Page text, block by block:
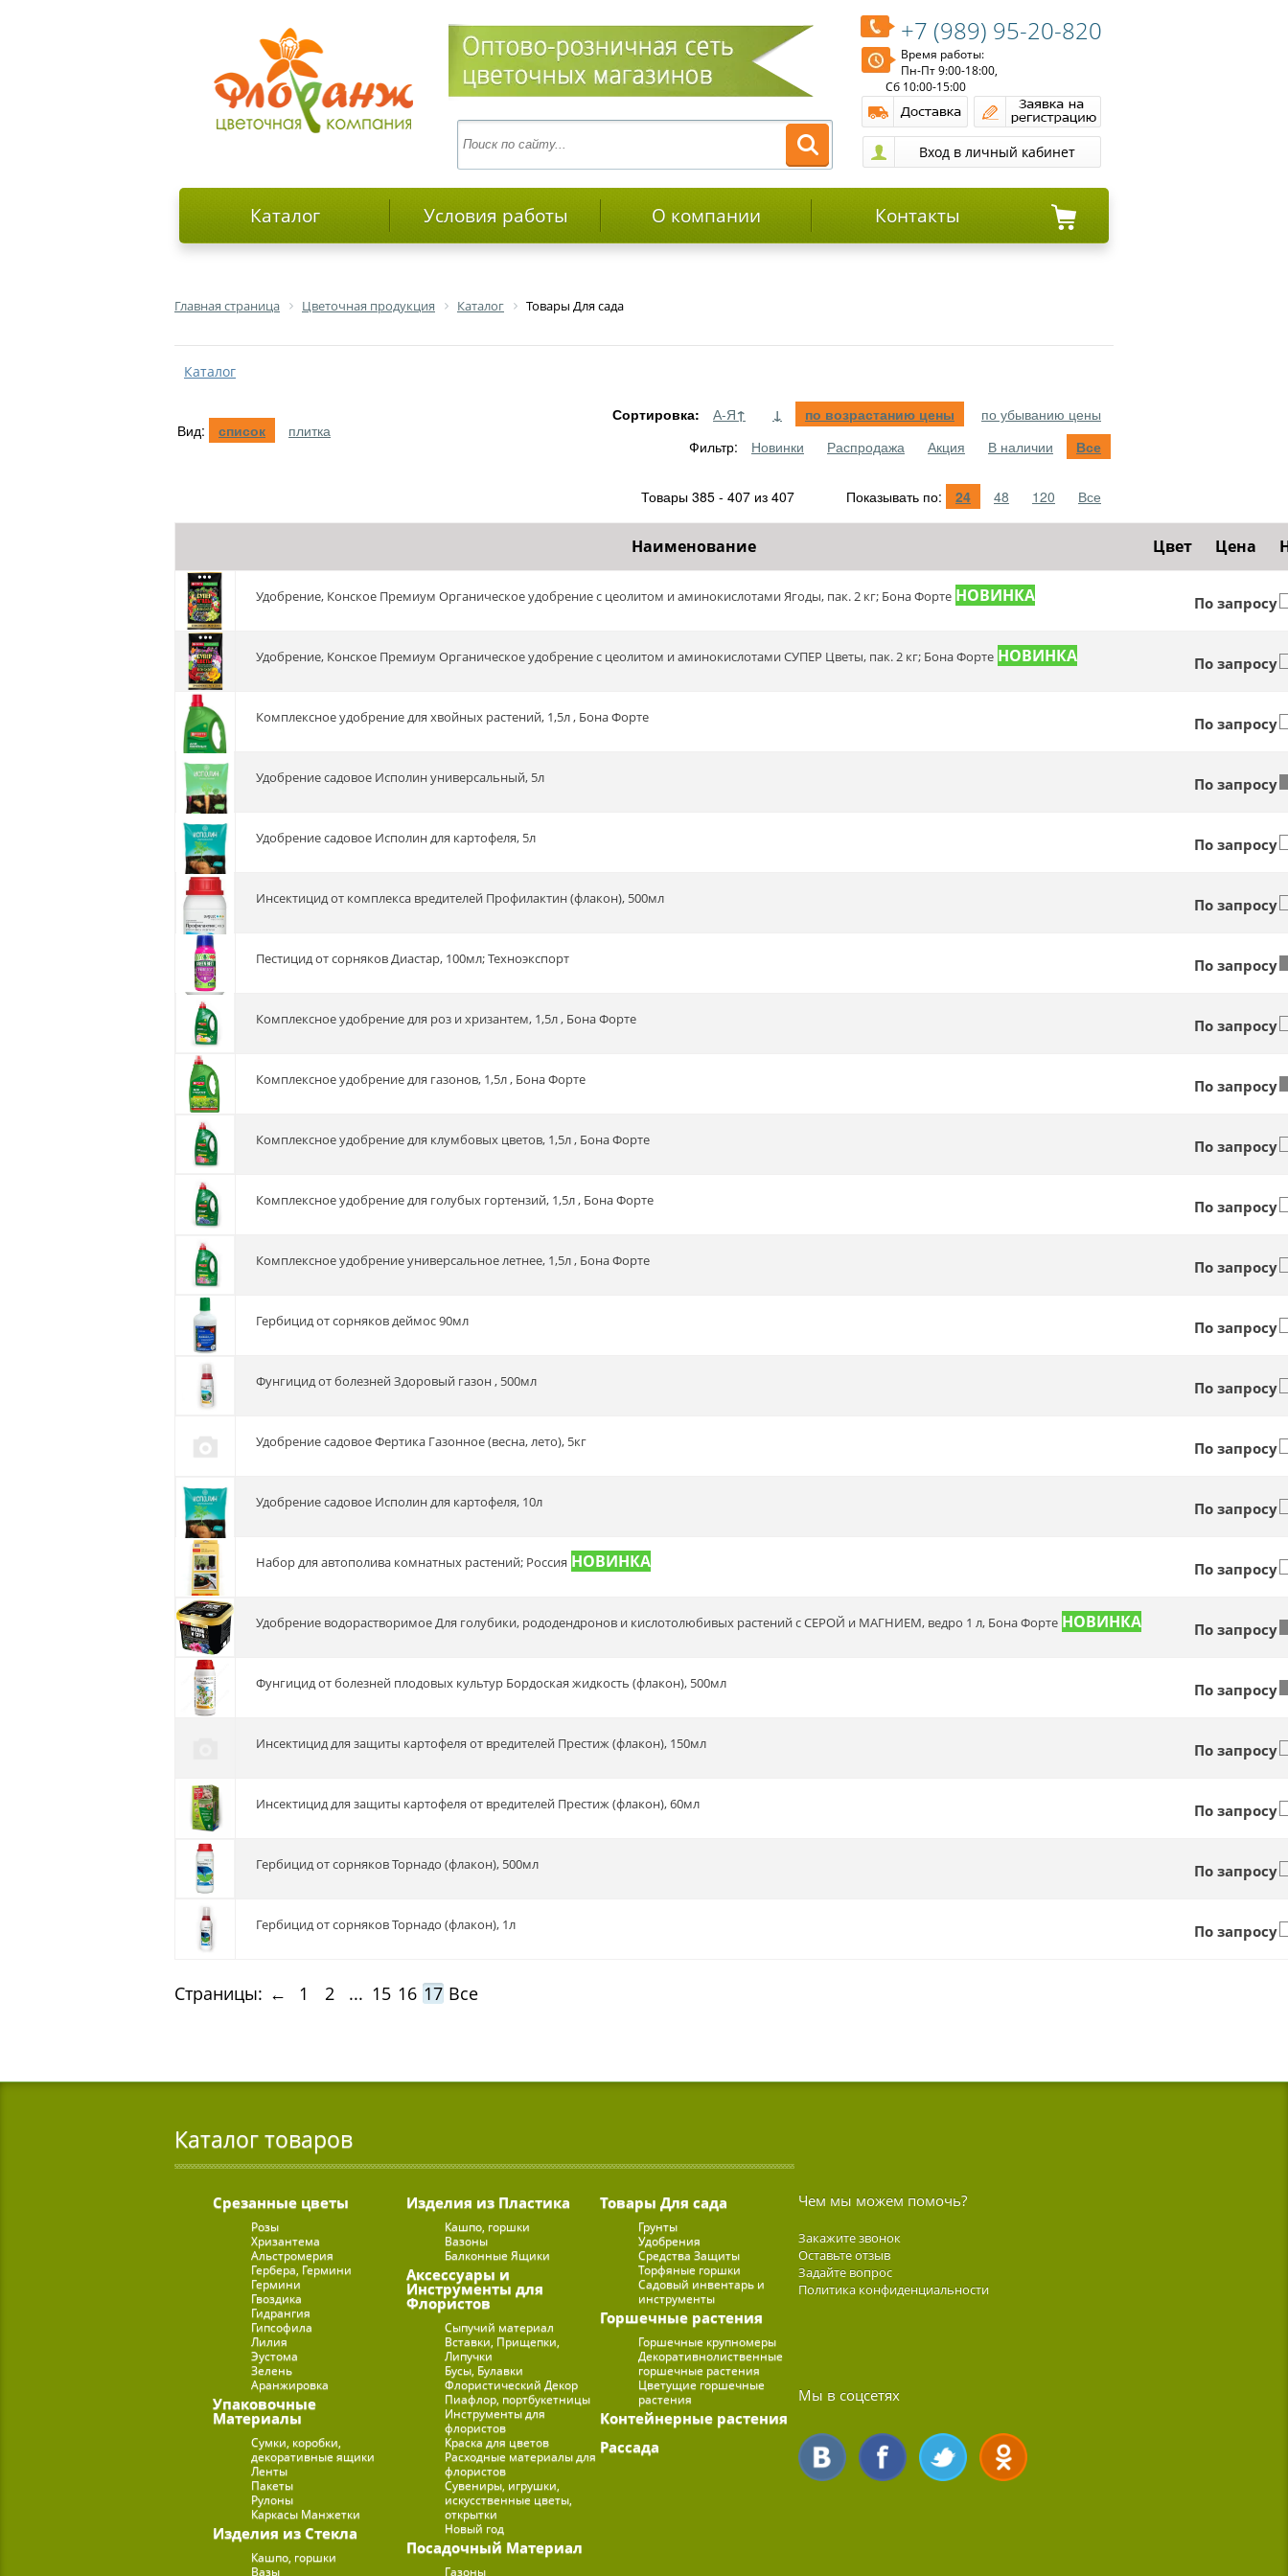
+7 (989) 95-20-820
Время работы:
Пн-Пт 9:00-18:00,
Сб 10:00-15:00
Каталог Условия работы О компании Контакты
Главная страница Цветочная продукция Каталог Товары Для сада
Каталог
Вид: список плитка
Сортировка: А-Я↑ ↓ по возрастанию цены
по убыванию цены
Фильтр:
Новинки Распродажа Акция В наличии Все
Товары 385 - 407 из 407 Показывать по: 24 48 120 Все
Наименование Цвет Цена
Удобрение, Конское Премиум Органическое удобрение с цеолитом и аминокислотами Ягоды, пак. 2 кг; Бона Форте По запросу
Удобрение, Конское Премиум Органическое удобрение с цеолитом и аминокислотами СУПЕР Цветы, пак. 2 кг; Бона Форте По запросу
Комплексное удобрение для хвойных растений, 1,5л , Бона Форте По запросу
Удобрение садовое Исполин универсальный, 5л По запросу
Удобрение садовое Исполин для картофеля, 5л По запросу
Инсектицид от комплекса вредителей Профилактин (флакон), 500мл По запросу
Пестицид от сорняков Диастар, 100мл; Техноэкспорт По запросу
Комплексное удобрение для роз и хризантем, 1,5л , Бона Форте По запросу
Комплексное удобрение для газонов, 1,5л , Бона Форте По запросу
Комплексное удобрение для клумбовых цветов, 1,5л , Бона Форте По запросу
Комплексное удобрение для голубых гортензий, 1,5л , Бона Форте По запросу
Комплексное удобрение универсальное летнее, 1,5л , Бона Форте По запросу
Гербицид от сорняков деймос 90мл По запросу
Фунгицид от болезней Здоровый газон , 500мл По запросу
Удобрение садовое Фертика Газонное (весна, лето), 5кг По запросу
Удобрение садовое Исполин для картофеля, 10л По запросу
Набор для автополива комнатных растений; Россия По запросу
Удобрение водорастворимое Для голубики, рододендронов и кислотолюбивых растений с СЕРОЙ и МАГНИЕМ, ведро 1 л, Бона Форте По запросу
Фунгицид от болезней плодовых культур Бордоская жидкость (флакон), 500мл По запросу
Инсектицид для защиты картофеля от вредителей Престиж (флакон), 150мл По запросу
Инсектицид для защиты картофеля от вредителей Престиж (флакон), 60мл По запросу
Гербицид от сорняков Торнадо (флакон), 500мл По запросу
Гербицид от сорняков Торнадо (флакон), 1л По запросу
Страницы: ← 1 2 ... 15 16 17 Все
Каталог товаров
Срезанные цветы
Розы
Хризантема
Альстромерия
Гербера, Гермини
Гермини
Гвоздика
Гидрангия
Гипсофила
Лилия
Эустома
Зелень
Аранжировка
Упаковочные
Материалы
Сумки, коробки,
декоративные ящики
Ленты
Пакеты
Рулоны
Каркасы Манжетки
Изделия из Стекла
Кашпо, горшки
Вазы
Изделия из Пластика
Кашпо, горшки
Вазоны
Балконные Ящики
Аксессуары и
Инструменты для
Флористов
Сыпучий материал
Вставки, Прищепки,
Липучки
Бусы, Булавки
Флористический Декор
Пиафлор, портбукетницы
Инструменты для
флористов
Краска для цветов
Расходные материалы для
флористов
Сувениры, игрушки,
искусственные цветы,
открытки
Новый год
Посадочный Материал
Газоны
Товары Для сада
Грунты
Удобрения
Средства Защиты
Торфяные горшки
Садовый инвентарь и
инструменты
Горшечные растения
Горшечные крупномеры
Декоративнолиственные
горшечные растения
Цветущие горшечные
растения
Контейнерные растения
Рассада
Чем мы можем помочь?
Закажите звонок
Оставьте отзыв
Задайте вопрос
Политика конфиденциальности
Мы в соцсетях